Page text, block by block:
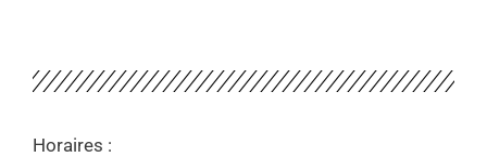
Horaires :